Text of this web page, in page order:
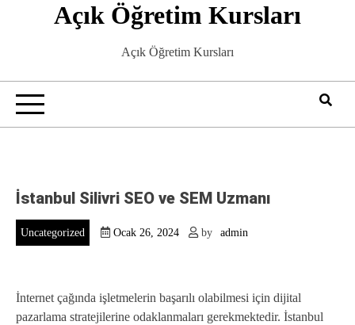
Açık Öğretim Kursları
Açık Öğretim Kursları
İstanbul Silivri SEO ve SEM Uzmanı
Uncategorized Ocak 26, 2024 by admin
İnternet çağında işletmelerin başarılı olabilmesi için dijital
pazarlama stratejilerine odaklanmaları gerekmektedir. İstanbul